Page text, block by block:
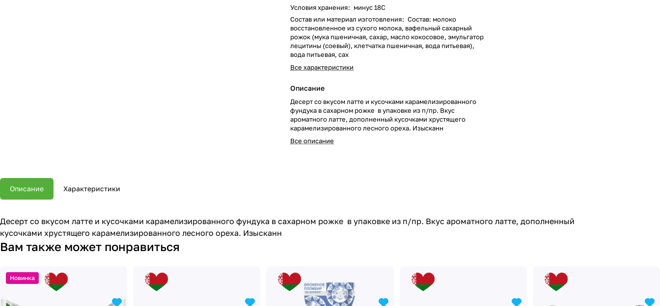
Условия хранения: минус 18С
Состав или материал изготовления: Состав: молоко
восстановленное из сухого молока, вафельный сахарный
рожок (мука пшеничная, сахар, масло кокосовое, эмульгатор
лецитины (соевый), клетчатка пшеничная, вода питьевая),
вода питьевая, сах
Все характеристики
Описание
Десерт со вкусом латте и кусочками карамелизированного
фундука в сахарном рожке в упаковке из п/пр. Вкус
ароматного латте, дополненный кусочками хрустящего
карамелизированного лесного ореха. Изысканн
Все описание
Описание Характеристики
Десерт со вкусом латте и кусочками карамелизированного фундука в сахарном рожке в упаковке из п/пр. Вкус ароматного латте, дополненный
кусочками хрустящего карамелизированного лесного ореха. Изысканн
Вам также может понравиться
Новинка